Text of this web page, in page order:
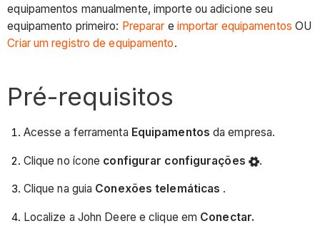
equipamentos manualmente, importe ou adicione seu
equipamento primeiro: Preparar e importar equipamentos OU
Criar um registro de equipamento.
Pré-requisitos
Acesse a ferramenta Equipamentos da empresa.
Clique no ícone configurar configurações .
Clique na guia Conexões telemáticas .
Localize a John Deere e clique em Conectar.